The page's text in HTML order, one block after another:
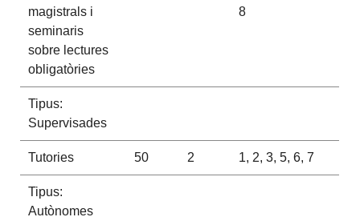
magistrals i
seminaris
sobre lectures
obligatòries
8
Tipus:
Supervisades
Tutories 50 2 1, 2, 3, 5, 6, 7
Tipus:
Autònomes